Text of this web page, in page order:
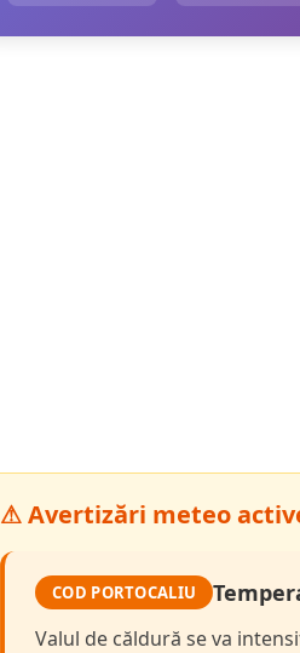
⚠ Avertizări meteo
COD PORTOCALIU
Valul de căldură se va